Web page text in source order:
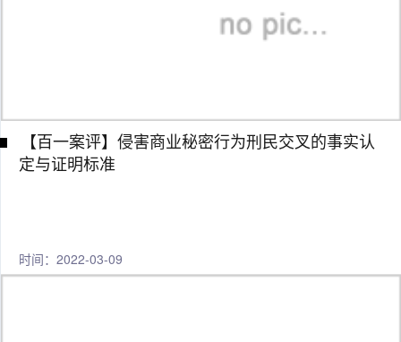
【百一案评】侵害商业秘密行为刑民交叉的事实认
定与证明标准
时间：2022-03-09